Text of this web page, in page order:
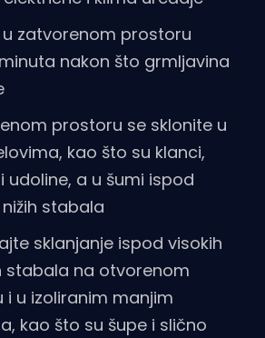
zatvorenom prostoru
nakon što grmljavina
prostoru se sklonite u
kao što su klanci,
udoline, a u šumi ispod
stabala
sklanjanje ispod visokih
stabala na otvorenom
i u izoliranim manjim
kao što su šupe i slično